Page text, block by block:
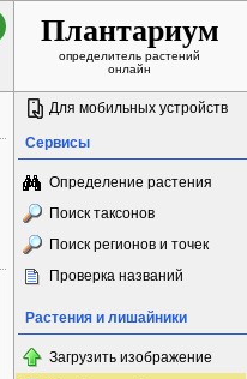
Плантариум
определитель растений
онлайн
Для мобильных устройств
Сервисы
Определение растения
Поиск таксонов
Поиск регионов и точек
Проверка названий
Растения и лишайники
Загрузить изображение